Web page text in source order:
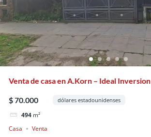
Venta de casa en A.Korn – Ideal Inversion
$ 70.000 dólares estadounidenses
494 m²
Casa
Venta